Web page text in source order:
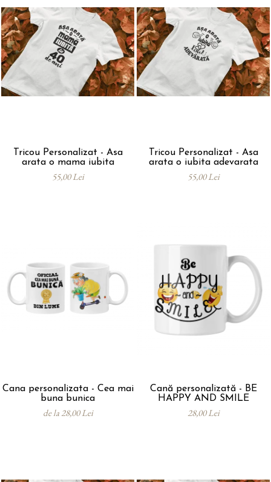
Tricou Personalizat - Asa
arata o mama iubita
55,00 Lei
Tricou Personalizat - Asa
arata o iubita adevarata
55,00 Lei
Cana personalizata - Cea mai
buna bunica
de la 28,00 Lei
Cană personalizată - BE
HAPPY AND SMILE
28,00 Lei